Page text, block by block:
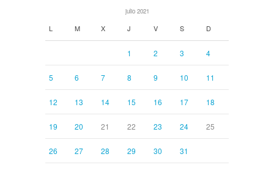
julio 2021
L M X J V S D
1 2 3 4
5 6 7 8 9 10 11
12 13 14 15 16 17 18
19 20 21 22 23 24 25
26 27 28 29 30 31